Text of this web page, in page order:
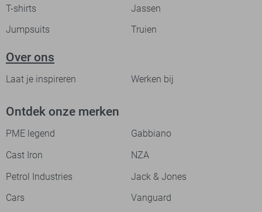
T-shirts
Jassen
Jumpsuits
Truien
Over ons
Laat je inspireren Werken bij
Ontdek onze merken
PME legend
Gabbiano
Cast Iron
NZA
Petrol Industries
Jack & Jones
Cars
Vanguard